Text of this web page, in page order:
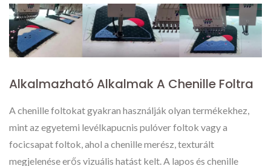
Alkalmazható Alkalmak A Chenille Foltra
A chenille foltokat gyakran használják olyan termékekhez,
mint az egyetemi levélkapucnis pulóver foltok vagy a
focicsapat foltok, ahol a chenille merész, texturált
megjelenése erős vizuális hatást kelt. A lapos és chenille